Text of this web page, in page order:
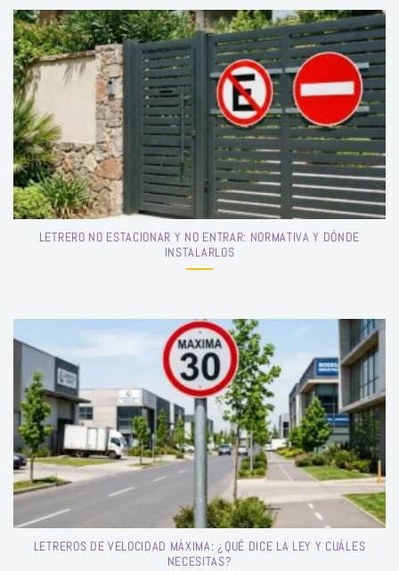
LETRERO NO ESTACIONAR Y NO ENTRAR: NORMATIVA Y DÓNDE
INSTALARLOS
LETREROS DE VELOCIDAD MÁXIMA: ¿QUÉ DICE LA LEY Y CUÁLES
NECESITAS?